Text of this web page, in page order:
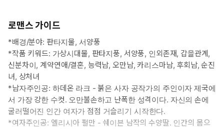
로맨스 가이드
*배경/분야: 판타지물, 서양풍
*작품 키워드: 가상시대물, 판타지풍, 서양풍, 인외존재, 갑을관계,
신분차이, 계약연애/결혼, 능력남, 오만남, 카리스마남, 후회남, 순진
녀, 상처녀
*남자주인공: 하데온 라크 - 붉은 사자 공작가의 주인이자 제국에
서 가장 강한 수컷. 오만불손하고 난폭한 성격이다. 자신의 손에
굴러떨어진 인간 여자가 점점 거슬리기 시작한다.
*여자주인공: 엘리시아 펄만 - 쉐이븐 남작의 수양딸. 인간의 몸으